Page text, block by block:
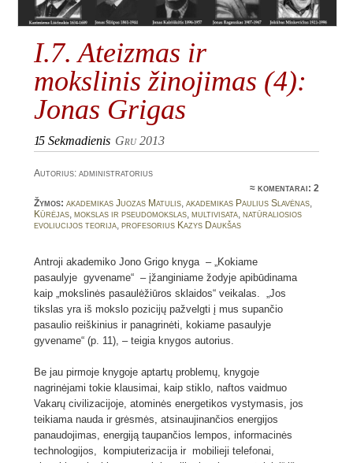
I.7. Ateizmas ir
mokslinis žinojimas (4):
Jonas Grigas
15 Sekmadienis Gru 2013
Autorius: administratorius
≈komentarai: 2
Žymos: akademikas Juozas Matulis, akademikas Paulius Slavėnas,
Kūrėjas, mokslas ir pseudomokslas, multivisata, natūraliosios
evoliucijos teorija, profesorius Kazys Daukšas
Antroji akademiko Jono Grigo knyga – „Kokiame
pasaulyje gyvename“ – įžanginiame žodyje apibūdinama
kaip „mokslinės pasaulėžiūros sklaidos“ veikalas. „Jos
tikslas yra iš mokslo pozicijų pažvelgti į mus supančio
pasaulio reiškinius ir panagrinėti, kokiame pasaulyje
gyvename“ (p. 11), – teigia knygos autorius.
Be jau pirmoje knygoje aptartų problemų, knygoje
nagrinėjami tokie klausimai, kaip stiklo, naftos vaidmuo
Vakarų civilizacijoje, atominės energetikos vystymasis, jos
teikiama nauda ir grėsmės, atsinaujinančios energijos
panaudojimas, energiją taupančios lempos, informacinės
technologijos, kompiuterizacija ir mobilieji telefonai,